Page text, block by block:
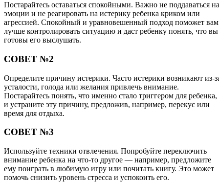
Постарайтесь оставаться спокойными. Важно не поддаваться на
эмоции и не реагировать на истерику ребенка криком или
агрессией. Спокойный и уравновешенный подход поможет вам
лучше контролировать ситуацию и даст ребенку понять, что вы
готовы его выслушать.
СОВЕТ №2
Определите причину истерики. Часто истерики возникают из-
усталости, голода или желания привлечь внимание.
Постарайтесь понять, что именно стало триггером для ребенка,
и устраните эту причину, предложив, например, перекус или
время для отдыха.
СОВЕТ №3
Используйте техники отвлечения. Попробуйте переключить
внимание ребенка на что-то другое — например, предложите
ему поиграть в любимую игру или почитать книгу. Это может
помочь снизить уровень стресса и успокоить его.